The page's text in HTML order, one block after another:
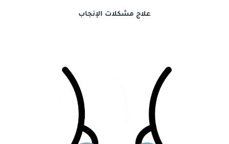
علاج مشكلات الإنجاب